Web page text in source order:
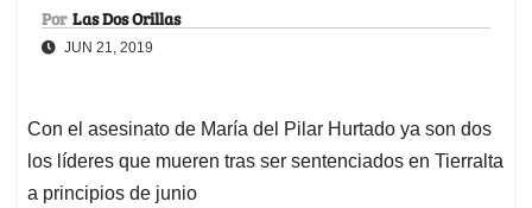
Por Las Dos Orillas
JUN 21, 2019
Con el asesinato de María del Pilar Hurtado ya son dos
los líderes que mueren tras ser sentenciados en Tierralta
a principios de junio